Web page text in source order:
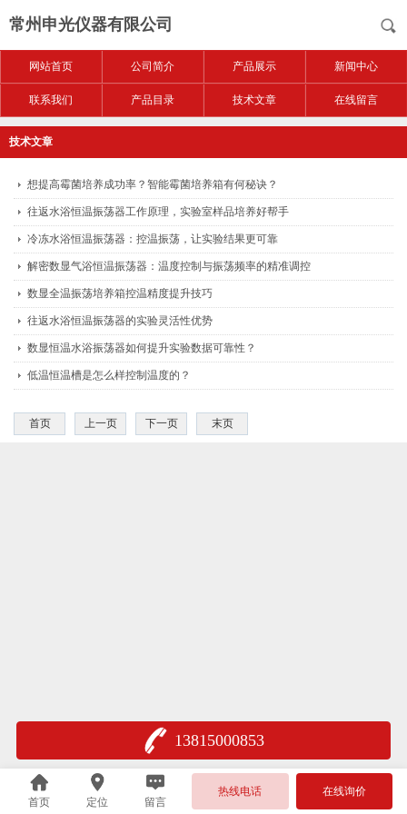
常州申光仪器有限公司
网站首页 公司简介 产品展示 新闻中心
联系我们 产品目录 技术文章 在线留言
技术文章
想提高霉菌培养成功率？智能霉菌培养箱有何秘诀？
往返水浴恒温振荡器工作原理，实验室样品培养好帮手
冷冻水浴恒温振荡器：控温振荡，让实验结果更可靠
解密数显气浴恒温振荡器：温度控制与振荡频率的精准调控
数显全温振荡培养箱控温精度提升技巧
往返水浴恒温振荡器的实验灵活性优势
数显恒温水浴振荡器如何提升实验数据可靠性？
低温恒温槽是怎么样控制温度的？
首页 上一页 下一页 末页
13815000853
首页 定位 留言
热线电话 在线询价